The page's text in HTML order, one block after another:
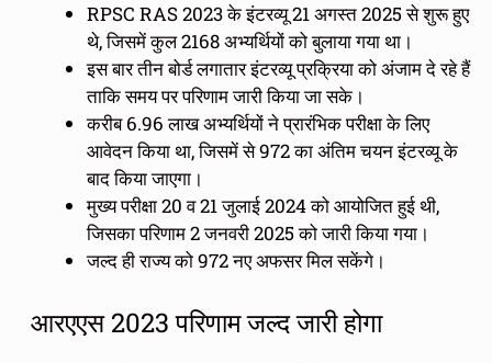
RPSC RAS 2023 के इंटरव्यू 21 अगस्त 2025 से शुरू हुए
थे, जिसमें कुल 2168 अभ्यर्थियों को बुलाया गया था।
इस बार तीन बोर्ड लगातार इंटरव्यू प्रक्रिया को अंजाम दे रहे हैं
ताकि समय पर परिणाम जारी किया जा सके।
करीब 6.96 लाख अभ्यर्थियों ने प्रारंभिक परीक्षा के लिए
आवेदन किया था, जिसमें से 972 का अंतिम चयन इंटरव्यू के
बाद किया जाएगा।
मुख्य परीक्षा 20 व 21 जुलाई 2024 को आयोजित हुई थी,
जिसका परिणाम 2 जनवरी 2025 को जारी किया गया।
जल्द ही राज्य को 972 नए अफसर मिल सकेंगे।
आरएएस 2023 परिणाम जल्द जारी होगा